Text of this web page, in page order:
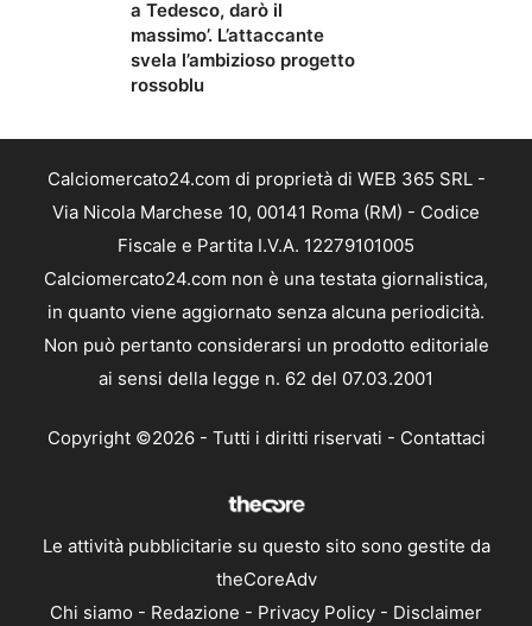
a Tedesco, darò il
massimo’. L’attaccante
svela l’ambizioso progetto
rossoblu
Calciomercato24.com di proprietà di WEB 365 SRL -
Via Nicola Marchese 10, 00141 Roma (RM) - Codice
Fiscale e Partita I.V.A. 12279101005
Calciomercato24.com non è una testata giornalistica,
in quanto viene aggiornato senza alcuna periodicità.
Non può pertanto considerarsi un prodotto editoriale
ai sensi della legge n. 62 del 07.03.2001
Copyright ©2026 - Tutti i diritti riservati - Contattaci
Le attività pubblicitarie su questo sito sono gestite da
theCoreAdv
Chi siamo - Redazione - Privacy Policy - Disclaimer